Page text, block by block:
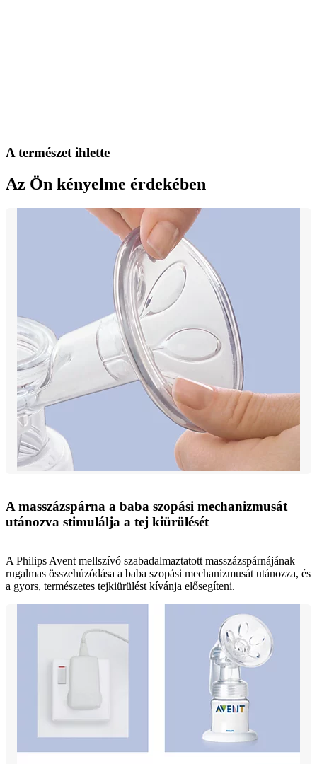
A természet ihlette
Az Ön kényelme érdekében
A masszázspárna a baba szopási mechanizmusát
utánozva stimulálja a tej kiürülését
A Philips Avent mellszívó szabadalmaztatott masszázspárnájának
rugalmas összehúzódása a baba szopási mechanizmusát utánozza, és
a gyors, természetes tejkiürülést kívánja elősegíteni.